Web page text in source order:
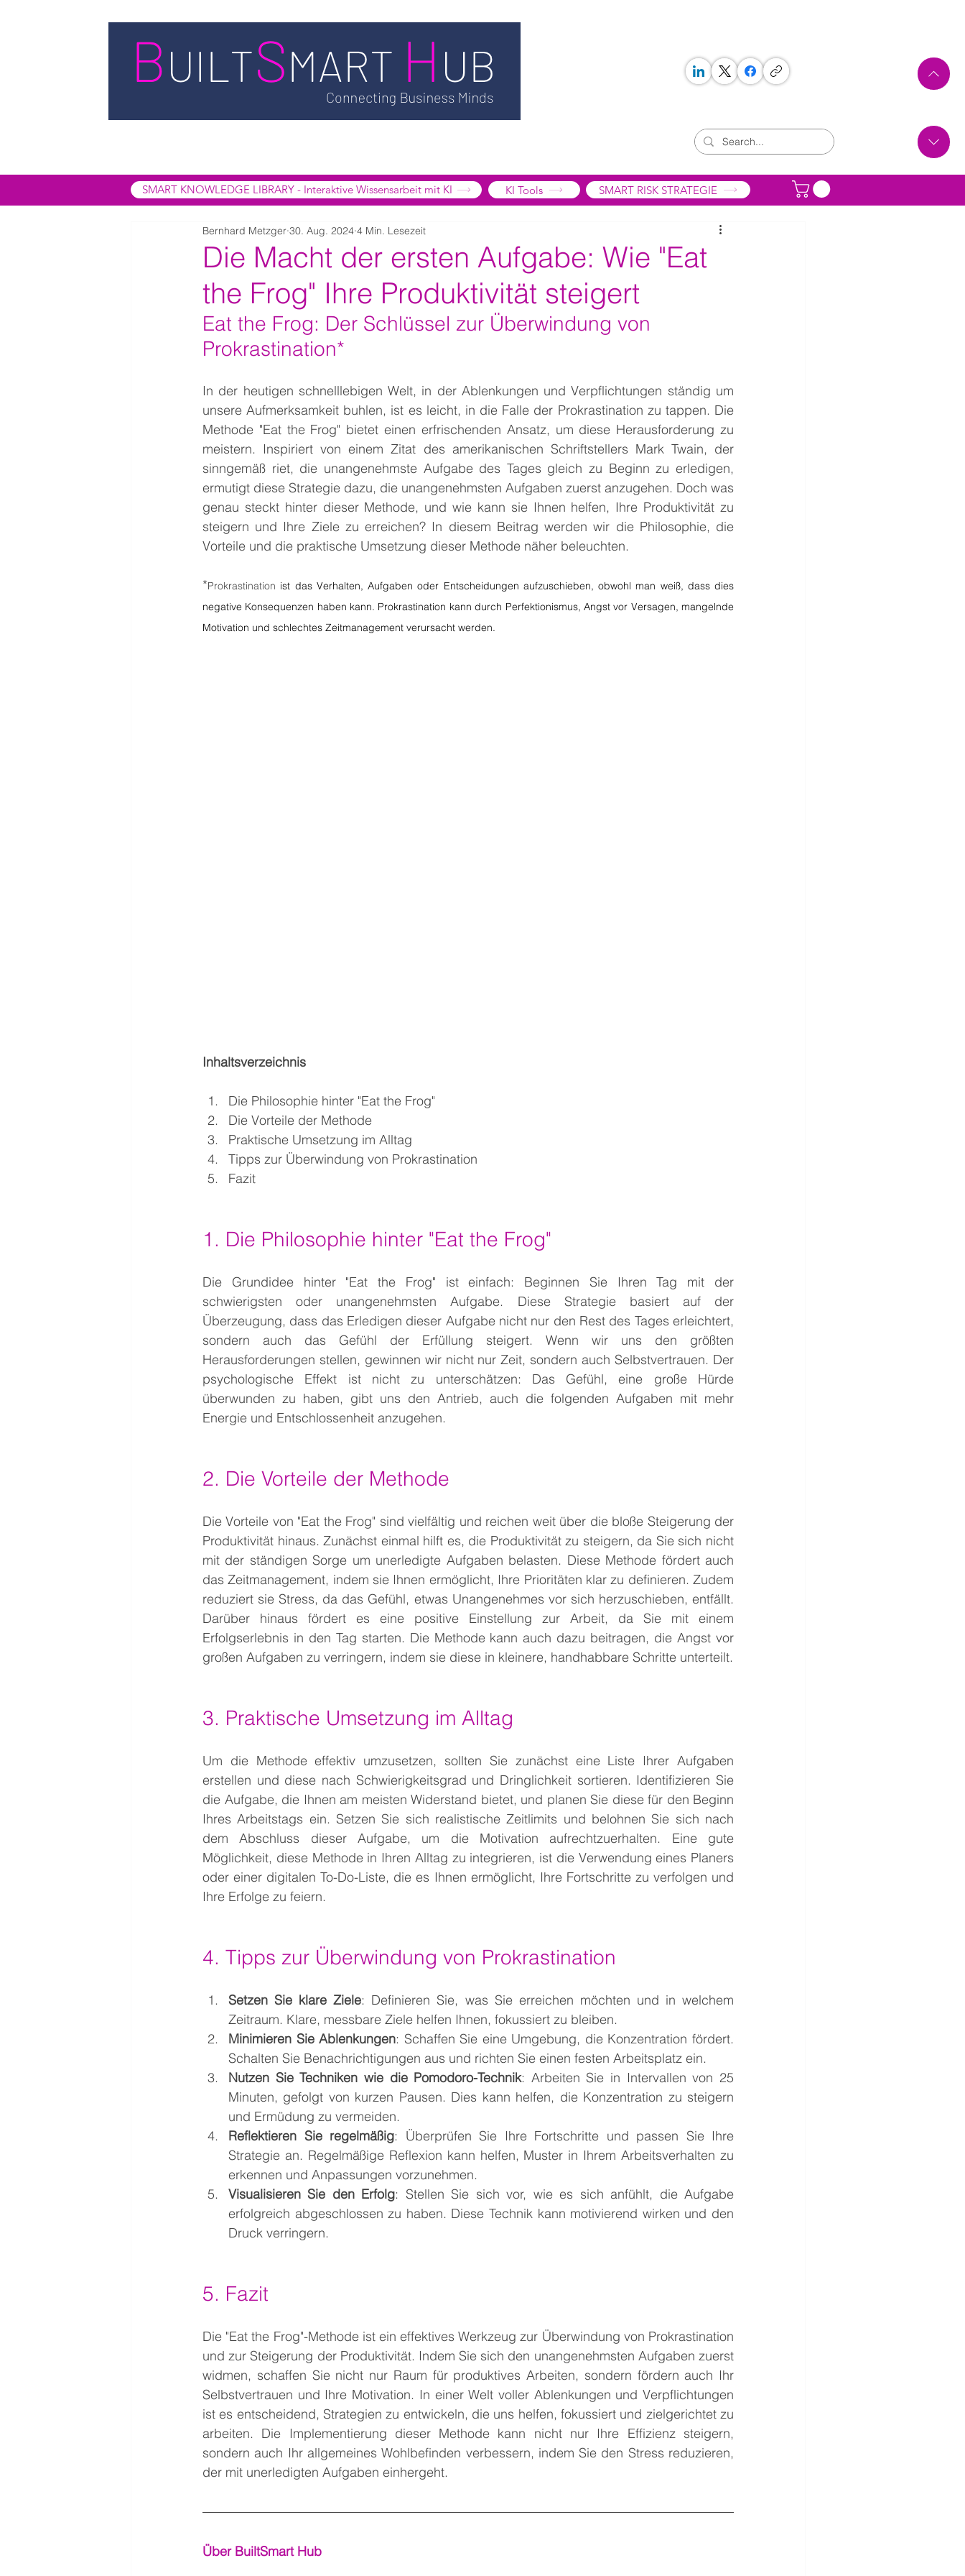
SMART KNOWLEDGE LIBRARY - Interaktive Wissensarbeit mit KI KI Tools SMART RISK STRATEGIE
Die Macht der ersten Aufgabe: Wie "Eat
the Frog" Ihre Produktivität steigert
Bernhard Metzger 30. Aug. 2024 4 Min. Lesezeit
Eat the Frog: Der Schlüssel zur Überwindung von
Prokrastination*
In der heutigen schnelllebigen Welt, in der Ablenkungen und Verpflichtungen ständig um
unsere Aufmerksamkeit buhlen, ist es leicht, in die Falle der Prokrastination zu tappen. Die
Methode "Eat the Frog" bietet einen erfrischenden Ansatz, um diese Herausforderung zu
meistern. Inspiriert von einem Zitat des amerikanischen Schriftstellers Mark Twain, der
sinngemäß riet, die unangenehmste Aufgabe des Tages gleich zu Beginn zu erledigen,
ermutigt diese Strategie dazu, die unangenehmsten Aufgaben zuerst anzugehen. Doch was
genau steckt hinter dieser Methode, und wie kann sie Ihnen helfen, Ihre Produktivität zu
steigern und Ihre Ziele zu erreichen? In diesem Beitrag werden wir die Philosophie, die
Vorteile und die praktische Umsetzung dieser Methode näher beleuchten.
*Prokrastination ist das Verhalten, Aufgaben oder Entscheidungen aufzuschieben, obwohl man weiß, dass dies
negative Konsequenzen haben kann. Prokrastination kann durch Perfektionismus, Angst vor Versagen, mangelnde
Motivation und schlechtes Zeitmanagement verursacht werden.
Inhaltsverzeichnis
Die Philosophie hinter "Eat the Frog"
Die Vorteile der Methode
Praktische Umsetzung im Alltag
Tipps zur Überwindung von Prokrastination
Fazit
1. Die Philosophie hinter "Eat the Frog"
Die Grundidee hinter "Eat the Frog" ist einfach: Beginnen Sie Ihren Tag mit der
schwierigsten oder unangenehmsten Aufgabe. Diese Strategie basiert auf der
Überzeugung, dass das Erledigen dieser Aufgabe nicht nur den Rest des Tages erleichtert,
sondern auch das Gefühl der Erfüllung steigert. Wenn wir uns den größten
Herausforderungen stellen, gewinnen wir nicht nur Zeit, sondern auch Selbstvertrauen. Der
psychologische Effekt ist nicht zu unterschätzen: Das Gefühl, eine große Hürde
überwunden zu haben, gibt uns den Antrieb, auch die folgenden Aufgaben mit mehr
Energie und Entschlossenheit anzugehen.
2. Die Vorteile der Methode
Die Vorteile von "Eat the Frog" sind vielfältig und reichen weit über die bloße Steigerung der
Produktivität hinaus. Zunächst einmal hilft es, die Produktivität zu steigern, da Sie sich nicht
mit der ständigen Sorge um unerledigte Aufgaben belasten. Diese Methode fördert auch
das Zeitmanagement, indem sie Ihnen ermöglicht, Ihre Prioritäten klar zu definieren. Zudem
reduziert sie Stress, da das Gefühl, etwas Unangenehmes vor sich herzuschieben, entfällt.
Darüber hinaus fördert es eine positive Einstellung zur Arbeit, da Sie mit einem
Erfolgserlebnis in den Tag starten. Die Methode kann auch dazu beitragen, die Angst vor
großen Aufgaben zu verringern, indem sie diese in kleinere, handhabbare Schritte unterteilt.
3. Praktische Umsetzung im Alltag
Um die Methode effektiv umzusetzen, sollten Sie zunächst eine Liste Ihrer Aufgaben
erstellen und diese nach Schwierigkeitsgrad und Dringlichkeit sortieren. Identifizieren Sie
die Aufgabe, die Ihnen am meisten Widerstand bietet, und planen Sie diese für den Beginn
Ihres Arbeitstags ein. Setzen Sie sich realistische Zeitlimits und belohnen Sie sich nach
dem Abschluss dieser Aufgabe, um die Motivation aufrechtzuerhalten. Eine gute
Möglichkeit, diese Methode in Ihren Alltag zu integrieren, ist die Verwendung eines Planers
oder einer digitalen To-Do-Liste, die es Ihnen ermöglicht, Ihre Fortschritte zu verfolgen und
Ihre Erfolge zu feiern.
4. Tipps zur Überwindung von Prokrastination
Setzen Sie klare Ziele: Definieren Sie, was Sie erreichen möchten und in welchem
Zeitraum. Klare, messbare Ziele helfen Ihnen, fokussiert zu bleiben.
Minimieren Sie Ablenkungen: Schaffen Sie eine Umgebung, die Konzentration fördert.
Schalten Sie Benachrichtigungen aus und richten Sie einen festen Arbeitsplatz ein.
Nutzen Sie Techniken wie die Pomodoro-Technik: Arbeiten Sie in Intervallen von 25
Minuten, gefolgt von kurzen Pausen. Dies kann helfen, die Konzentration zu steigern
und Ermüdung zu vermeiden.
Reflektieren Sie regelmäßig: Überprüfen Sie Ihre Fortschritte und passen Sie Ihre
Strategie an. Regelmäßige Reflexion kann helfen, Muster in Ihrem Arbeitsverhalten zu
erkennen und Anpassungen vorzunehmen.
Visualisieren Sie den Erfolg: Stellen Sie sich vor, wie es sich anfühlt, die Aufgabe
erfolgreich abgeschlossen zu haben. Diese Technik kann motivierend wirken und den
Druck verringern.
5. Fazit
Die "Eat the Frog"-Methode ist ein effektives Werkzeug zur Überwindung von Prokrastination
und zur Steigerung der Produktivität. Indem Sie sich den unangenehmsten Aufgaben zuerst
widmen, schaffen Sie nicht nur Raum für produktives Arbeiten, sondern fördern auch Ihr
Selbstvertrauen und Ihre Motivation. In einer Welt voller Ablenkungen und Verpflichtungen
ist es entscheidend, Strategien zu entwickeln, die uns helfen, fokussiert und zielgerichtet zu
arbeiten. Die Implementierung dieser Methode kann nicht nur Ihre Effizienz steigern,
sondern auch Ihr allgemeines Wohlbefinden verbessern, indem Sie den Stress reduzieren,
der mit unerledigten Aufgaben einhergeht.
Über BuiltSmart Hub